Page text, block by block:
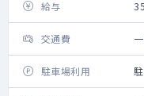
給与
交通費
駐車場利用